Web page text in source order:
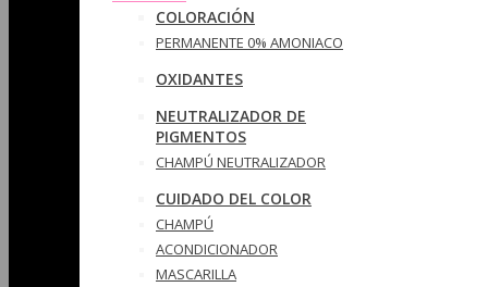
COLORACIÓN
PERMANENTE 0% AMONIACO
OXIDANTES
NEUTRALIZADOR DE
PIGMENTOS
CHAMPÚ NEUTRALIZADOR
CUIDADO DEL COLOR
CHAMPÚ
ACONDICIONADOR
MASCARILLA